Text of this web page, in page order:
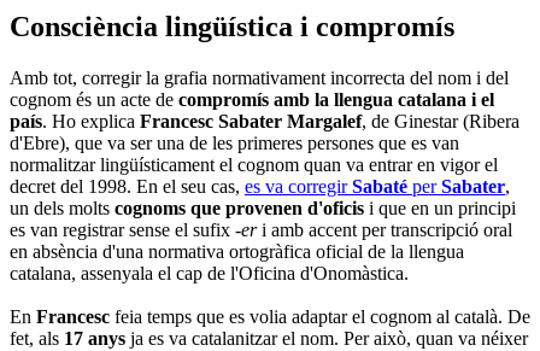
Consciència lingüística i compromís
Amb tot, corregir la grafia normativament incorrecta del nom i del
cognom és un acte de compromís amb la llengua catalana i el
país. Ho explica Francesc Sabater Margalef, de Ginestar (Ribera
d'Ebre), que va ser una de les primeres persones que es van
normalitzar lingüísticament el cognom quan va entrar en vigor el
decret del 1998. En el seu cas, es va corregirSabaté perSabater,
un dels molts cognoms que provenen d'oficis i que en un principi
es van registrar sense el sufix -eri amb accent per transcripció oral
en absència d'una normativa ortogràfica oficial de la llengua
catalana, assenyala el cap de l'Oficina d'Onomàstica.
En Francesc feia temps que es volia adaptar el cognom al català. De
fet, als 17 anys ja es va catalanitzar el nom. Per això, quan va néixer